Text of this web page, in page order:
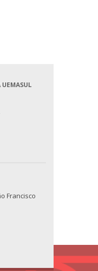
UEMASUL
Francisco